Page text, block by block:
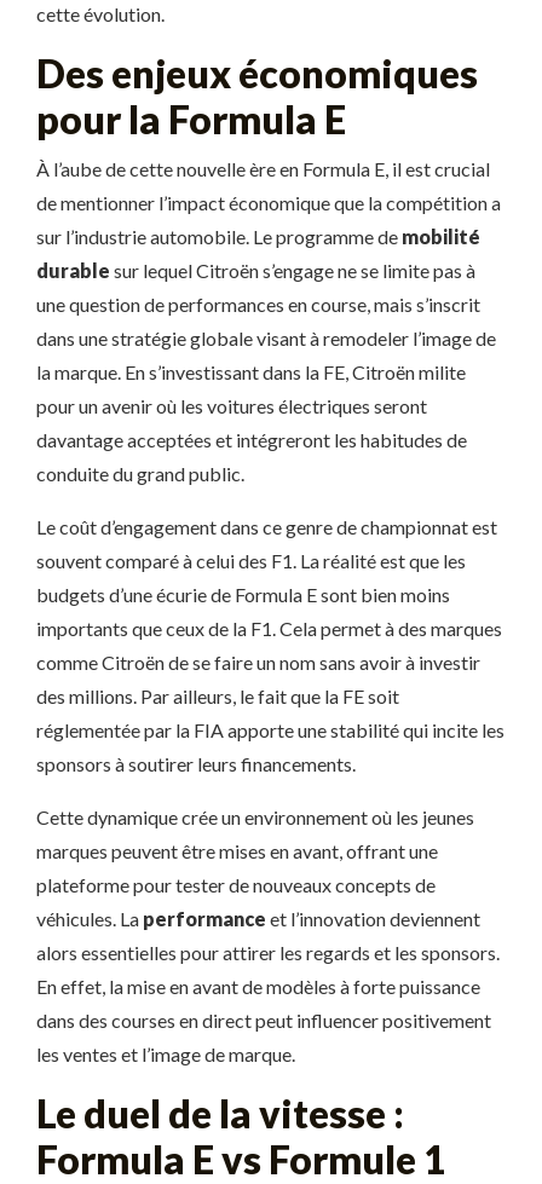
cette évolution.
Des enjeux économiques
pour la Formula E
À l’aube de cette nouvelle ère en Formula E, il est crucial
de mentionner l’impact économique que la compétition a
sur l’industrie automobile. Le programme de mobilité
durable sur lequel Citroën s’engage ne se limite pas à
une question de performances en course, mais s’inscrit
dans une stratégie globale visant à remodeler l’image de
la marque. En s’investissant dans la FE, Citroën milite
pour un avenir où les voitures électriques seront
davantage acceptées et intégreront les habitudes de
conduite du grand public.
Le coût d’engagement dans ce genre de championnat est
souvent comparé à celui des F1. La réalité est que les
budgets d’une écurie de Formula E sont bien moins
importants que ceux de la F1. Cela permet à des marques
comme Citroën de se faire un nom sans avoir à investir
des millions. Par ailleurs, le fait que la FE soit
réglementée par la FIA apporte une stabilité qui incite les
sponsors à soutirer leurs financements.
Cette dynamique crée un environnement où les jeunes
marques peuvent être mises en avant, offrant une
plateforme pour tester de nouveaux concepts de
véhicules. La performance et l’innovation deviennent
alors essentielles pour attirer les regards et les sponsors.
En effet, la mise en avant de modèles à forte puissance
dans des courses en direct peut influencer positivement
les ventes et l’image de marque.
Le duel de la vitesse :
Formula E vs Formule 1